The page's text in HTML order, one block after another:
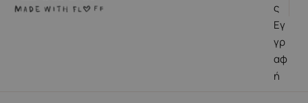
ς
Εγ
γρ
αφ
ή